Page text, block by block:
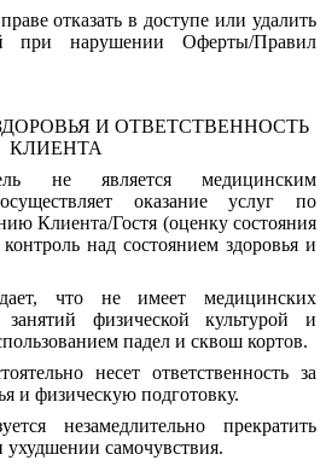
отказать в доступе или удалить
при нарушении Оферты/Правил
И ОТВЕТСТВЕННОСТЬ
КЛИЕНТА
не является медицинским
оказание услуг по
Клиента/Гостя (оценку состояния
над состоянием здоровья и
что не имеет медицинских
занятий физической культурой и
падел и сквош кортов.
несет ответственность за
и физическую подготовку.
незамедлительно прекратить
ухудшении самочувствия.